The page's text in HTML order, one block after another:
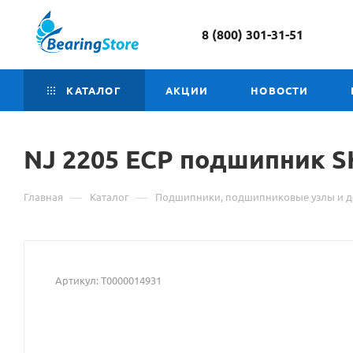
8 (800) 301-31-51
КАТАЛОГ АКЦИИ НОВОСТИ
NJ 2205 ECP подшипник
о
Главная — Каталог — Подшипники, подшипниковые узлы и
Артикул:Т0000014931